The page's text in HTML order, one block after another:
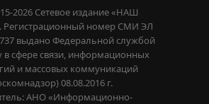
2026 Сетевое издание «НАШ
Регистрационный номер СМИ ЭЛ
выдано Федеральной службой
в сфере связи, информационных
и массовых коммуникаций
08.08.2016 г.
АНО «Информационно-